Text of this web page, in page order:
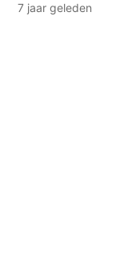
7 jaar geleden